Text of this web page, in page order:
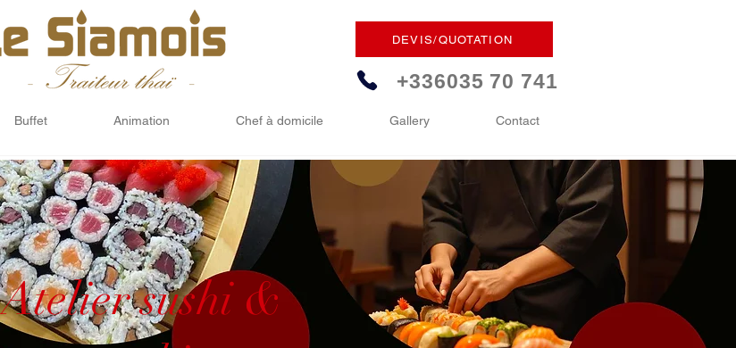
DEVIS/QUOTATION
+336035 70 741
Buffet Animation Chef à domicile Gallery Contact
Atelier sushi &